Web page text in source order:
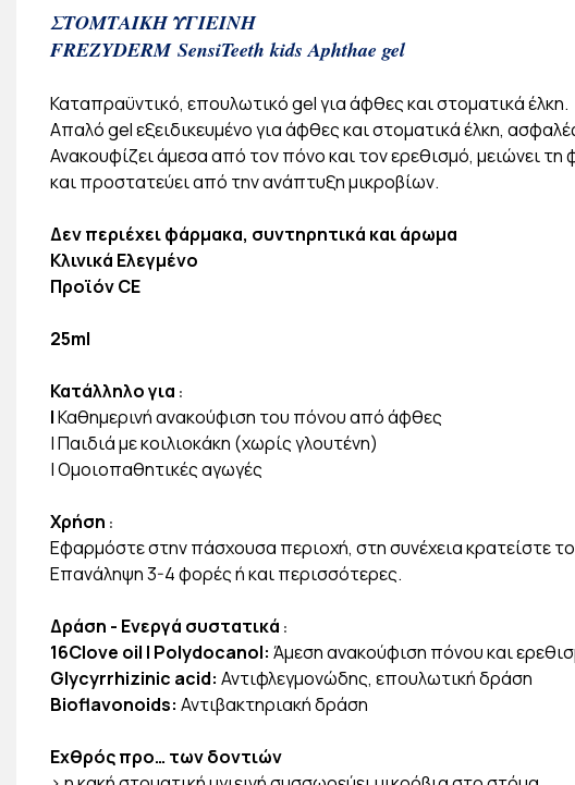
ΣΤΟΜΤΑΙΚΗ ΥΓΙΕΙΝΗ
FREZYDERM SensiTeeth kids Aphthae gel
Καταπραϋντικό, επουλωτικό gel για άφθες και στοματικά έλκη.
Απαλό gel εξειδικευμένο για άφθες και στοματικά έλκη,
Ανακουφίζει άμεσα από τον πόνο και τον ερεθισμό, μειώνει
και προστατεύει από την ανάπτυξη μικροβίων.
Δεν περιέχει φάρμακα, συντηρητικά και άρωμα
Κλινικά Ελεγμένο
Προϊόν CE
25ml
Κατάλληλο για :
|Καθημερινή ανακούφιση του πόνου από άφθες
| Παιδιά με κοιλιοκάκη (χωρίς γλουτένη)
| Oμοιοπαθητικές αγωγές
Χρήση :
Εφαρμόστε στην πάσχουσα περιοχή, στη συνέχεια κρατείστε
Επανάληψη 3-4 φορές ή και περισσότερες.
Δράση - Ενεργά συστατικά :
16Clove oil | Polydocanol: Άμεση ανακούφιση πόνου και
Glycyrrhizinic acid: Αντιφλεγμονώδης, επουλωτική δράση
Bioflavonoids: Αντιβακτηριακή δράση
Εχθρός προ… των δοντιών